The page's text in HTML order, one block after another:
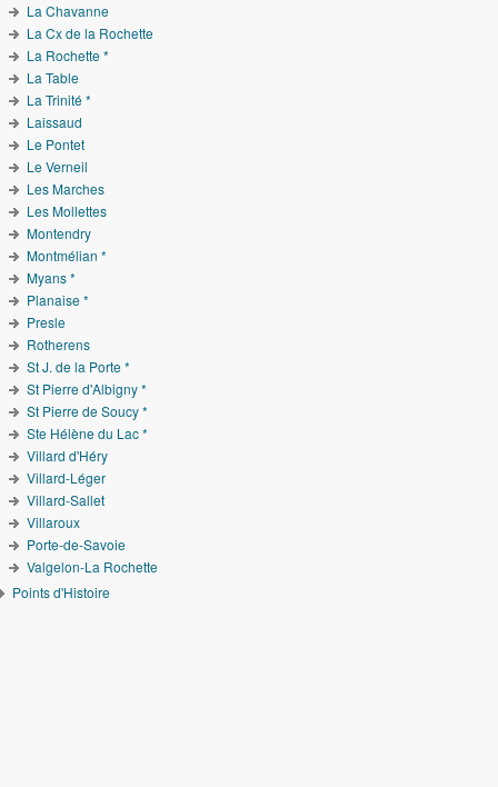
La Chavanne
La Cx de la Rochette
La Rochette *
La Table
La Trinité *
Laissaud
Le Pontet
Le Verneil
Les Marches
Les Mollettes
Montendry
Montmélian *
Myans *
Planaise *
Presle
Rotherens
St J. de la Porte *
St Pierre d'Albigny *
St Pierre de Soucy *
Ste Hélène du Lac *
Villard d'Héry
Villard-Léger
Villard-Sallet
Villaroux
Porte-de-Savoie
Valgelon-La Rochette
Points d'Histoire